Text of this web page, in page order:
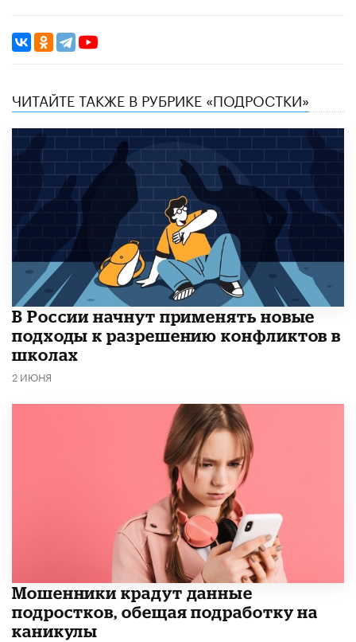
ЧИТАЙТЕ ТАКЖЕ В РУБРИКЕ «ПОДРОСТКИ»
В России начнут применять новые
подходы к разрешению конфликтов в
школах
2 ИЮНЯ
Мошенники крадут данные
подростков, обещая подработку на
каникулы